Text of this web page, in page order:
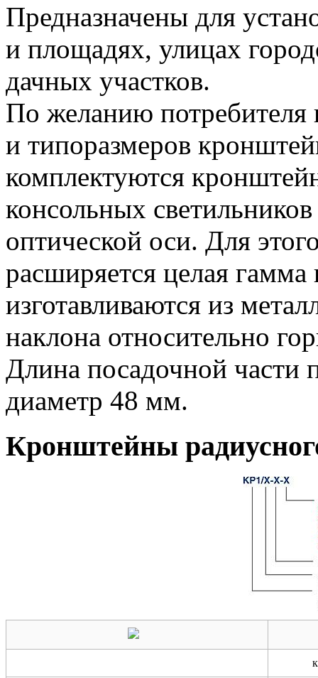
Предназначены для
и площадях, улицах
дачных участков.
По желанию
и типоразмеров
комплектуются
консольных
оптической оси. Для
расширяется целая
изготавливаются из
наклона относительно
Длина посадочной части
диаметр 48 мм.
Кронштейны